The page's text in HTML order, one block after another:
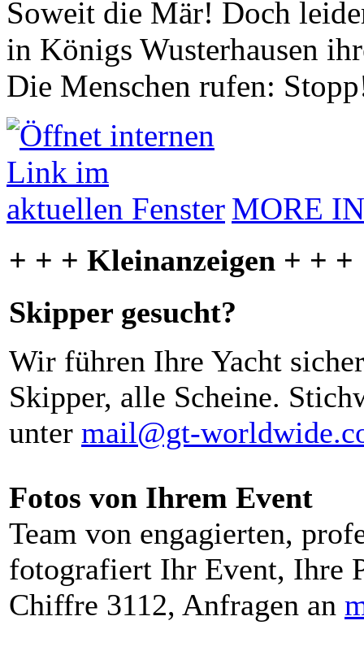
Soweit die Mär! Doch
in Königs Wusterhausen
Die Menschen rufen:
MORE
+ + + Kleinanzeigen + + +
Skipper gesucht?
Wir führen Ihre Yacht
Skipper, alle Scheine.
unter mail@gt-
Fotos von Ihrem Event
Team von engagierten,
fotografiert Ihr Event, Ihre
Chiffre 3112, Anfragen an